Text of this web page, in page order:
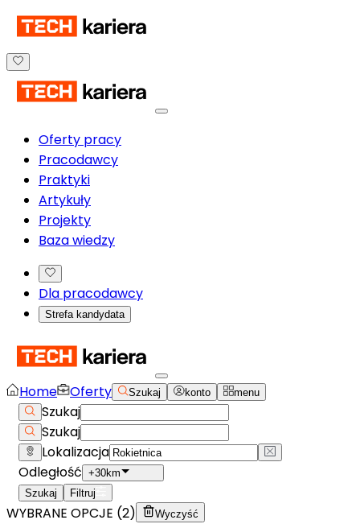
Oferty pracy
Pracodawcy
Praktyki
Artykuły
Projekty
Baza wiedzy
Dla pracodawcy
Strefa kandydata
Home Oferty Szukaj konto menu
Szukaj
Szukaj
Lokalizacja
Odległość +30km
Szukaj
Filtruj
WYBRANE OPCJE (2) Wyczyść